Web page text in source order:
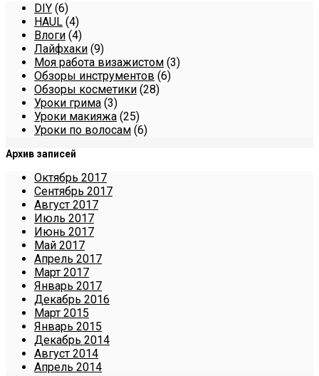
DIY (6)
HAUL (4)
Влоги (4)
Лайфхаки (9)
Моя работа визажистом (3)
Обзоры инструментов (6)
Обзоры косметики (28)
Уроки грима (3)
Уроки макияжа (25)
Уроки по волосам (6)
Архив записей
Октябрь 2017
Сентябрь 2017
Август 2017
Июль 2017
Июнь 2017
Май 2017
Апрель 2017
Март 2017
Январь 2017
Декабрь 2016
Март 2015
Январь 2015
Декабрь 2014
Август 2014
Апрель 2014